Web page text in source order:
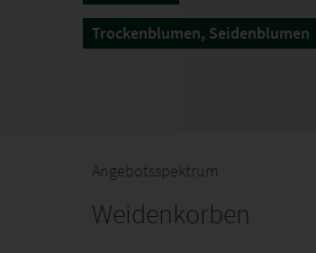
Trockenblumen, Seidenblumen
Angebotsspektrum
Weidenkorben